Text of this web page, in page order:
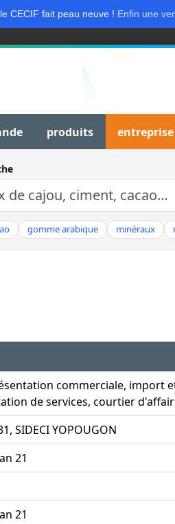
CECIF fait peau neuve ! Enfin une
produits entreprise
gomme arabique minéraux
commerciale, import
de services, courtier
SIDECI YOPOUGON
21
21